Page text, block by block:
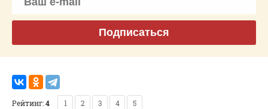
Подписаться
Рейтинг:4 1 2 3 4 5